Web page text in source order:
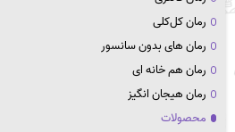
رمان کل‌کلی
رمان های بدون سانسور
رمان هم خانه ای
رمان هیجان انگیز
محصولات